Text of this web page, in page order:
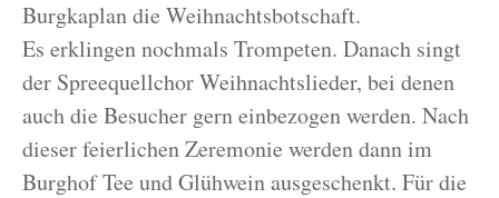
Burgkaplan die Weihnachtsbotschaft.
Es erklingen nochmals Trompeten. Danach singt
der Spreequellchor Weihnachtslieder, bei denen
auch die Besucher gern einbezogen werden. Nach
dieser feierlichen Zeremonie werden dann im
Burghof Tee und Glühwein ausgeschenkt. Für die